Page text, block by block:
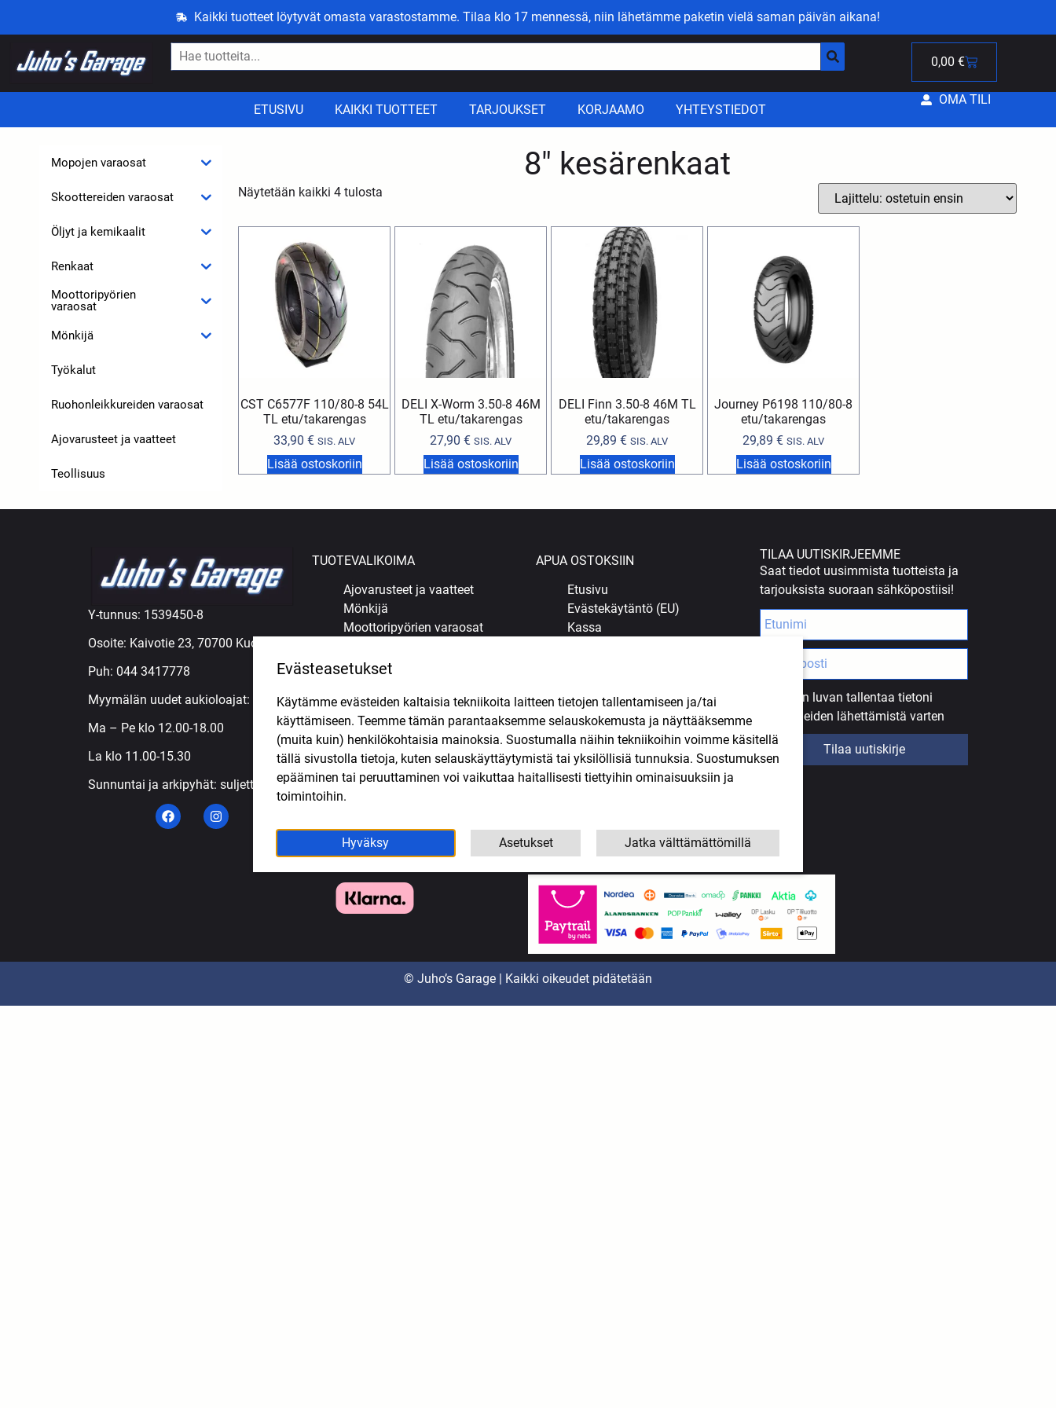
Kaikki tuotteet löytyvät omasta varastostamme. Tilaa klo 17 mennessä, niin lähetämme paketin vielä saman päivän aikana!
0,00 €
ETUSIVU KAIKKI TUOTTEET TARJOUKSET KORJAAMO YHTEYSTIEDOT
OMA TILI
Mopojen varaosat
Skoottereiden varaosat
Öljyt ja kemikaalit
Renkaat
Moottoripyörien
varaosat
Mönkijä
Työkalut
Ruohonleikkureiden varaosat
Ajovarusteet ja vaatteet
Teollisuus
8" kesärenkaat
Näytetään kaikki 4 tulosta
CST C6577F 110/80-8 54L
TL etu/takarengas
33,90€ SIS. ALV
Lisää ostoskoriin
DELI X-Worm 3.50-8 46M
TL etu/takarengas
27,90€ SIS. ALV
Lisää ostoskoriin
DELI Finn 3.50-8 46M TL
etu/takarengas
29,89€ SIS. ALV
Lisää ostoskoriin
Journey P6198 110/80-8
etu/takarengas
29,89€ SIS. ALV
Lisää ostoskoriin
Y-tunnus: 1539450-8
Osoite: Kaivotie 23, 70700 Kuopio
Puh: 044 3417778
Myymälän uudet aukioloajat:
Ma – Pe klo 12.00-18.00
La klo 11.00-15.30
Sunnuntai ja arkipyhät: suljettu
TUOTEVALIKOIMA
Ajovarusteet ja vaatteet
Mönkijä
Moottoripyörien varaosat
Öljyt ja kemikaalit
Ruohonleikkureiden varaosat
Skoottereiden varaosat
Teollisuus
Työkalut
APUA OSTOKSIIN
Etusivu
Evästekäytäntö (EU)
Kassa
Ostoskori
Tarjoukset
Tietosuojaseloste
Tilaus- ja toimitusehdot
Yhteystiedot
TILAA UUTISKIRJEEMME
Saat tiedot uusimmista tuotteista ja
tarjouksista suoraan sähköpostiisi!
Annan luvan tallentaa tietoni
uutiskirjeiden lähettämistä varten
Tilaa uutiskirje
© Juho’s Garage | Kaikki oikeudet pidätetään
Evästeasetukset
Käytämme evästeiden kaltaisia tekniikoita laitteen tietojen tallentamiseen ja/tai
käyttämiseen. Teemme tämän parantaaksemme selauskokemusta ja näyttääksemme
(muita kuin) henkilökohtaisia mainoksia. Suostumalla näihin tekniikoihin voimme käsitellä
tällä sivustolla tietoja, kuten selauskäyttäytymistä tai yksilöllisiä tunnuksia. Suostumuksen
epääminen tai peruuttaminen voi vaikuttaa haitallisesti tiettyihin ominaisuuksiin ja
toimintoihin.
Hyväksy Asetukset Jatka välttämättömillä